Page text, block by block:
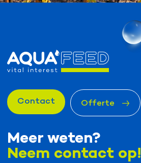
Meer weten?
Neem contact op!
Contact Offerte